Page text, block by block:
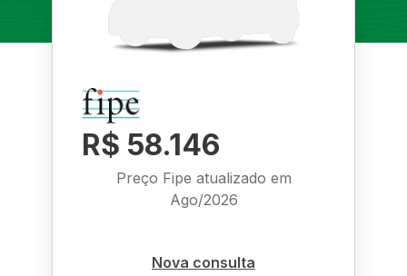
R$ 58.146
Preço Fipe atualizado em
Ago/2026
Nova consulta